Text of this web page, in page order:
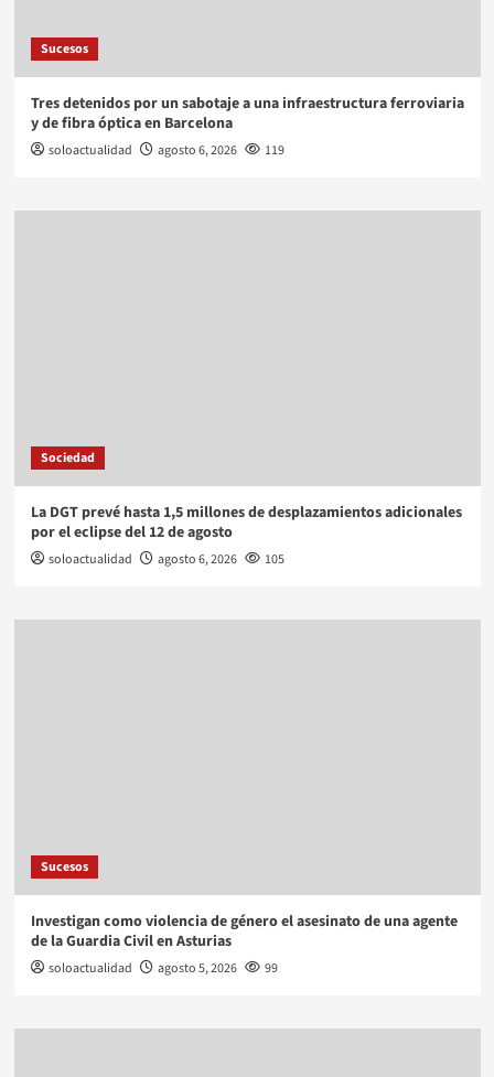
Sucesos
Tres detenidos por un sabotaje a una infraestructura ferroviaria
y de fibra óptica en Barcelona
soloactualidad agosto 6, 2026 119
Sociedad
La DGT prevé hasta 1,5 millones de desplazamientos adicionales
por el eclipse del 12 de agosto
soloactualidad agosto 6, 2026 105
Sucesos
Investigan como violencia de género el asesinato de una agente
de la Guardia Civil en Asturias
soloactualidad agosto 5, 2026 99